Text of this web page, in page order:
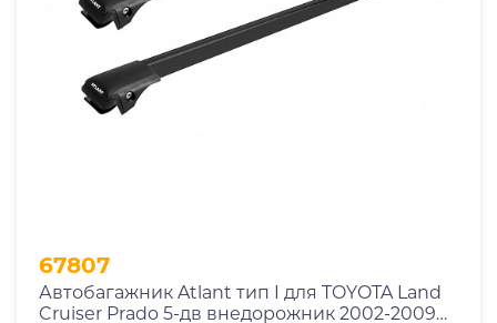
67807
Автобагажник Atlant тип I для TOYOTA Land
Cruiser Prado 5-дв внедорожник 2002-2009